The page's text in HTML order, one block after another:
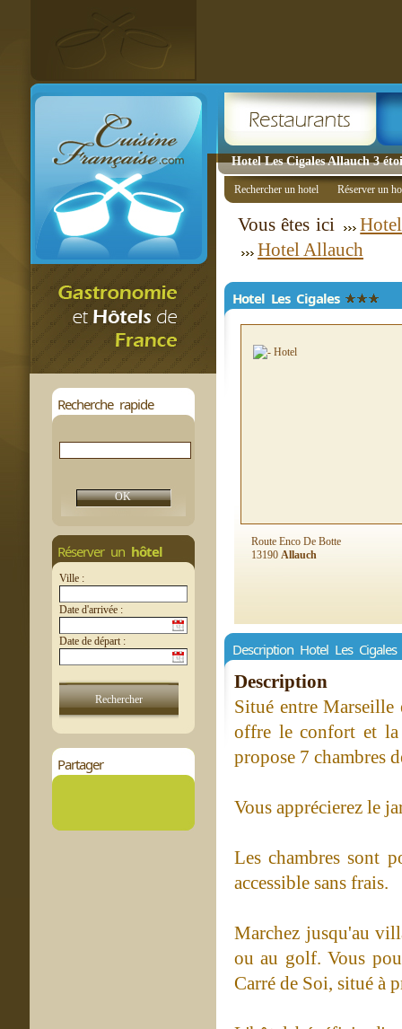
Hotel Les Cigales Allauch 3
Recherche rapide
Réserver un hôtel
Ville :
Date d'arrivée :
Date de départ :
Partager
Rechercher un hotel Réserver un
Vous êtes ici
Hotel Allauch
Hotel Les Cigales
Route Enco De Botte
13190 Allauch
Description Hotel Les Cigales
Description
Situé entre
offre le confort et la
propose 7 chambres
Vous apprécierez le
Les chambres sont
accessible sans frais.
Marchez jusqu'au
ou au golf. Vous
Carré de Soi, situé à